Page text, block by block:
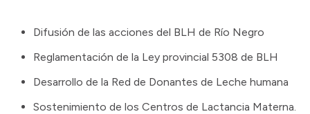
Difusión de las acciones del BLH de Río Negro
Reglamentación de la Ley provincial 5308 de BLH
Desarrollo de la Red de Donantes de Leche humana
Sostenimiento de los Centros de Lactancia Materna.